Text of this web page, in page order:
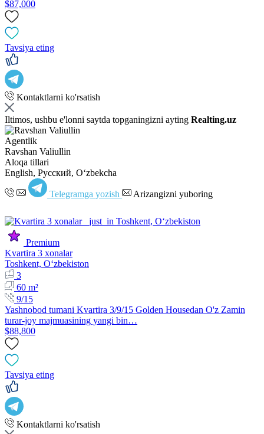
$87,000
Tavsiya eting
Kontaktlarni ko'rsatish
Iltimos, ushbu e'lonni saytda topganingizni ayting Realting.uz
Agentlik
Ravshan Valiullin
Aloqa tillari
English, Русский, Oʻzbekcha
Telegramga yozish Arizangizni yuboring
Premium
Kvartira 3 xonalar
Toshkent, Oʻzbekiston
3
60 m²
9/15
Yashnobod tumani Kvartira 3/9/15 Golden Housedan O'z Zamin
turar-joy majmuasining yangi bin…
$88,800
Tavsiya eting
Kontaktlarni ko'rsatish